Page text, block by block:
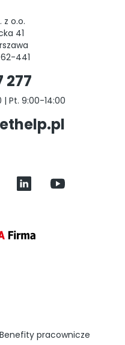
z o.o.
41
441
277
| Pt. 9:00-14:00
Benefity pracownicze